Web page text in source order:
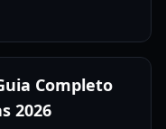
Completo
2026